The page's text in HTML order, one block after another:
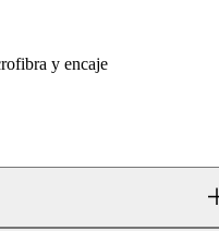
y encaje